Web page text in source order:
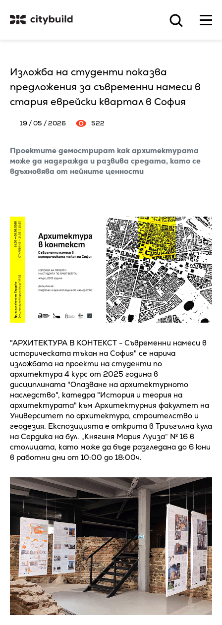
Изложба на студенти показва
предложения за съвременни намеси в
стария еврейски квартал в София
19 / 05 / 2026 522
Проектите демострират как архитектурата
може да надгражда и развива средата, като се
вдъхновява от нейните ценности
"АРХИТЕКТУРА В КОНТЕКСТ - Съвременни намеси в
историческата тъкан на София" се нарича
изложбата на проекти на студенти по
архитектура 4 курс от 2025 година в
дисциплината "Опазване на архитектурното
наследство", катедра "История и теория на
архитектурата" към Архитектурния факултет на
Университет по архитектура, строителство и
геодезия. Експозицията е открита в Триъгълна кула
на Сердика на бул. „Княгиня Мария Луиза“ № 16 в
столицата, като може да бъде разгледана дo 6 юни
в работни дни от 10:00 до 18:00ч.